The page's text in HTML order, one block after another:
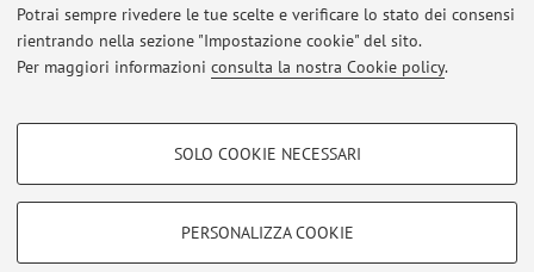
Potrai sempre rivedere le tue scelte e verificare lo stato dei consensi
rientrando nella sezione "Impostazione cookie" del sito.
Per maggiori informazioni consulta la nostra Cookie policy.
COOKIE DI PROFILAZIONE - FACOLTATIVI
SOLO COOKIE NECESSARI
PERSONALIZZA COOKIE
Al momento non sono presenti avvisi.
Area riservata
Accedi tramiteloginper gestire tutti i contenuti del sito.